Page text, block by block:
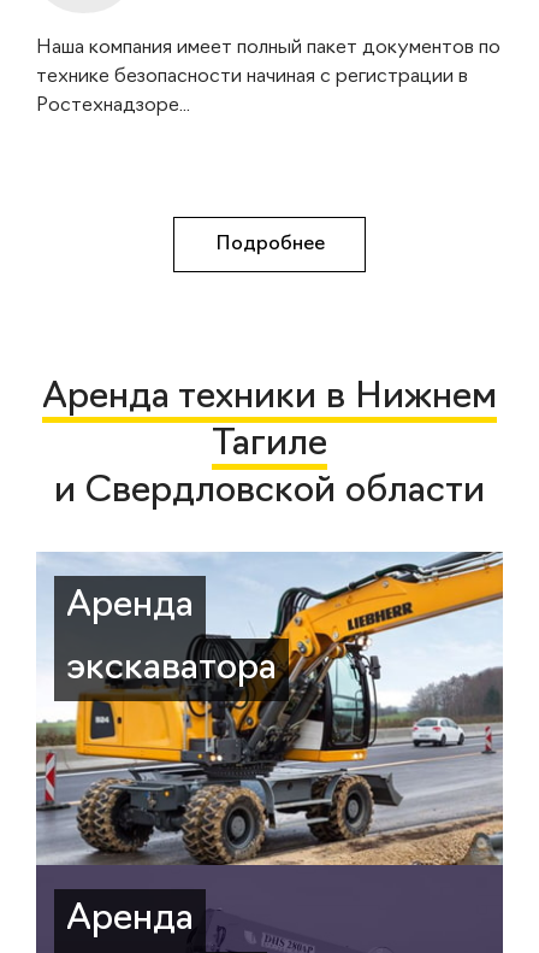
Наша компания имеет полный пакет документов по
технике безопасности начиная с регистрации в
Ростехнадзоре...
Подробнее
Аренда техники в Нижнем
Тагиле
и Свердловской области
Аренда
экскаватора
Аренда